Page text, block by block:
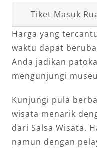
Tiket Masuk
Harga yang
waktu dapat
Anda jadikan
mengunjungi
Kunjungi pula
wisata menarik
dari Salsa Wisata.
namun dengan